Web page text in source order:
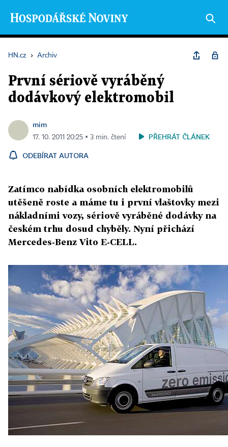
HN.cz › Archiv
První sériově vyráběný
dodávkový elektromobil
mim
17. 10. 2011 20:25 ▪ 3 min. čtení PŘEHRÁT ČLÁNEK
ODEBÍRAT AUTORA
Zatímco nabídka osobních elektromobilů
utěšeně roste a máme tu i první vlaštovky mezi
nákladními vozy, sériově vyráběné dodávky na
českém trhu dosud chyběly. Nyní přichází
Mercedes-Benz Vito E-CELL.